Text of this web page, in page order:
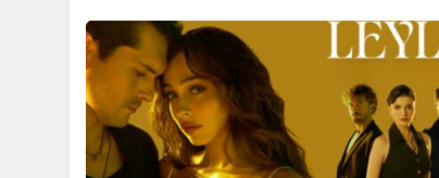
1 Yıl